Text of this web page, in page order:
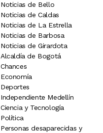
Noticias de Bello
Noticias de Caldas
Noticias de La Estrella
Noticias de Barbosa
Noticias de Girardota
Alcaldía de Bogotá
Chances
Economía
Deportes
Independiente Medellín
Ciencia y Tecnología
Política
Personas desaparecidas y